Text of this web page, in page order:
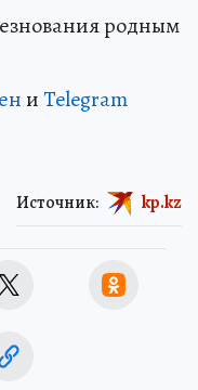
родным
иTelegram
Источник: kp.kz